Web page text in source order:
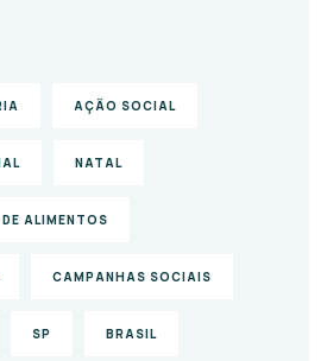
AÇÃO SOCIAL
NATAL
ALIMENTOS
CAMPANHAS SOCIAIS
SP BRASIL